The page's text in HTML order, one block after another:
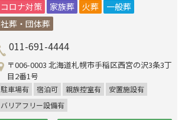
コロナ対策 家族葬 火葬
一般葬
社葬・団体葬
011-691-4444
〒006-0003 北海道札幌市手稲区西宮の沢3条3丁
目2番1号
駐車場有 宿泊可 親族控室有
安置施設有
バリアフリー設備有